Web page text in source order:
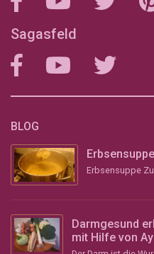
Sagasfeld
BLOG
Erbsensuppe
Darmgesund
mit Hilfe von